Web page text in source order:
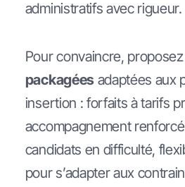
administratifs avec rigueur.
Pour convaincre,
packagéesadaptées aux
insertion : forfaits à tarifs
accompagnement
candidats en difficulté,
pour s’adapter aux